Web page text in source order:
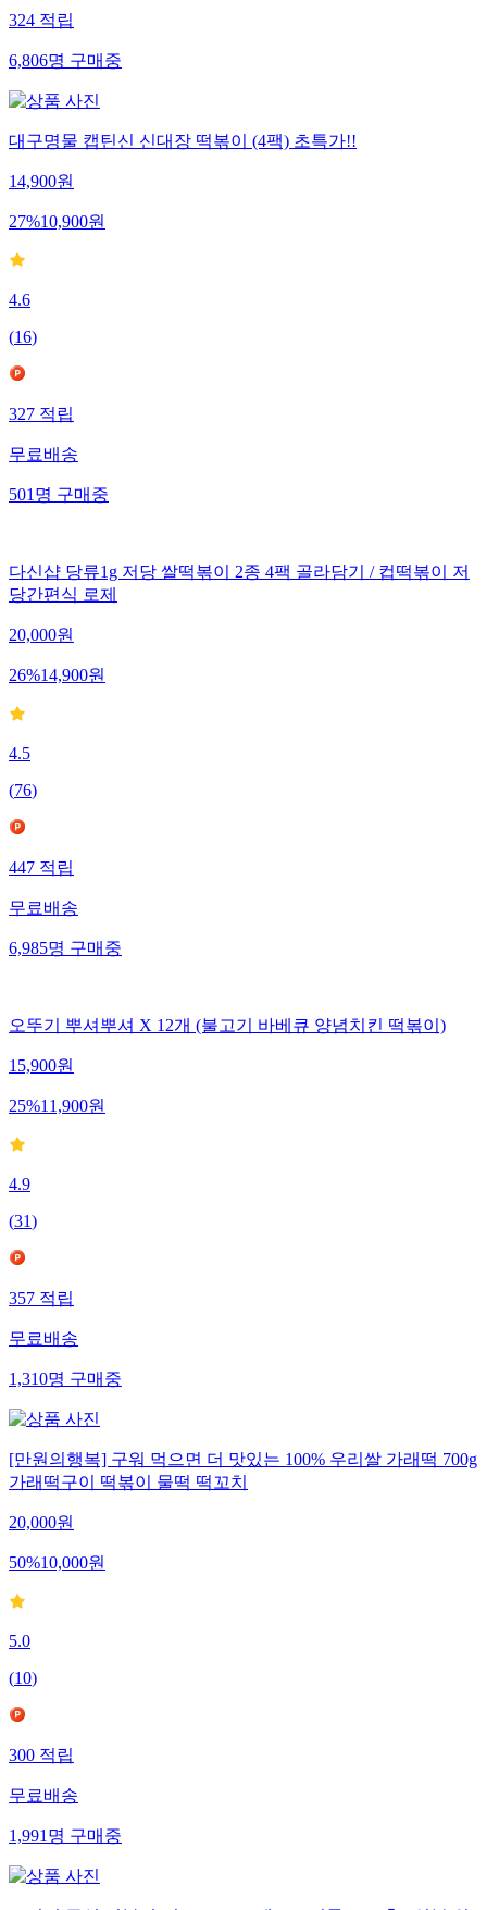
324 적립
6,806명 구매중
대구명물 캡틴신 신대장 떡볶이 (4팩) 초특가!!
14,900원
27%10,900원
4.6
(16)
327 적립
무료배송
501 명 구매중
다신샵 당류1g 저당 쌀떡볶이 2종 4팩 골라담기 / 컵떡볶이 저
당간편식 로제
20,000원
26%14,900원
4.5
(76)
447적립
무료배송
6,985명구매중
오뚜기 뿌셔뿌셔 X 12개 (불고기 바베큐 양념치킨 떡볶이)
15,900원
25%11,900원
4.9
(31)
357적립
무료배송
1,310명구매중
[만원의행복] 구워 먹으면 더 맛있는 100% 우리쌀 가래떡 700g
가래떡구이 떡볶이 물떡 떡꼬치
20,000원
50%10,000원
5.0
(10)
300적립
무료배송
1,991명구매중